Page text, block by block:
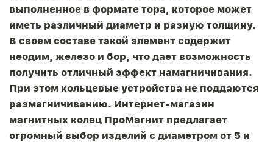
выполненное в формате тора, которое может
иметь различный диаметр и разную толщину.
В своем составе такой элемент содержит
неодим, железо и бор, что дает возможность
получить отличный эффект намагничивания.
При этом кольцевые устройства не поддаются
размагничиванию. Интернет-магазин
магнитных колец ПроМагнит предлагает
огромный выбор изделий с диаметром от 5 и